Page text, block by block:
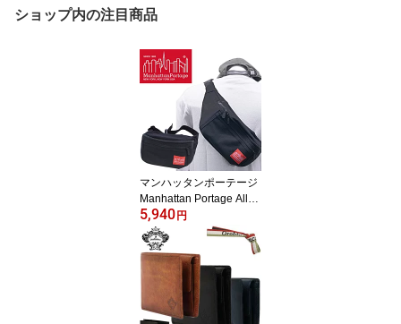
ショップ内の注目商品
マンハッタンポーテージ
Manhattan Portage Alley
cat Waist Bag XS アーレ
イキャット ウェストバッ
グ ボディバッグ ブラッ
ク 1101 BK
5,940 円